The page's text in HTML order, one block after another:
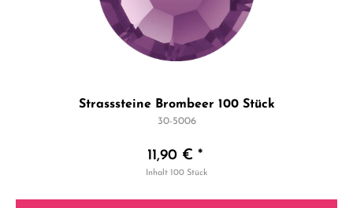
Strasssteine Brombeer 100 Stück
30-5006
11,90 € *
Inhalt100 Stück